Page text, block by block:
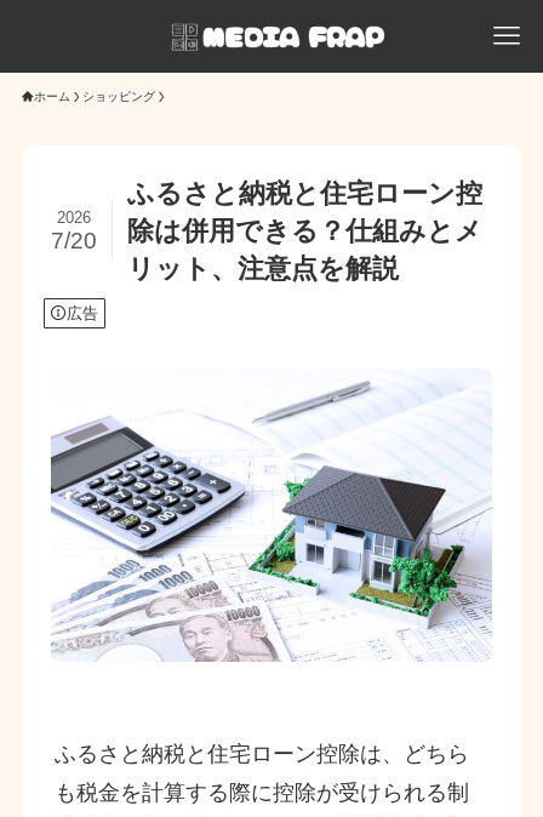
ホーム ショッピング
ふるさと納税と住宅ローン控
除は併用できる？仕組みとメ
リット、注意点を解説
2026
7/20
広告
ふるさと納税と住宅ローン控除は、どちら
も税金を計算する際に控除が受けられる制